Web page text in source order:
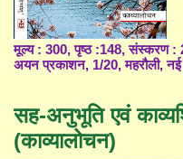
मूल्य : 300, पृष्ठ :148, संस्करण :
अयन प्रकाशन, 1/20, महरौली, नई
सह-अनुभूति एवं
(काव्यालोचन)